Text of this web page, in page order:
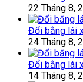
22 Tháng 8,
Đổi bằng lái
24 Tháng 8,
Đổi bằng lái
14 Tháng 8,